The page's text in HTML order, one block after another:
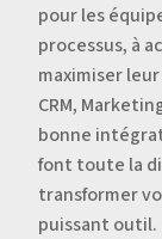
pour les
processus, à
maximiser
CRM,
bonne
font toute la
transformer
puissant outil.